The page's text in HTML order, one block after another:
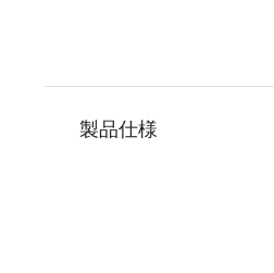
製品仕様